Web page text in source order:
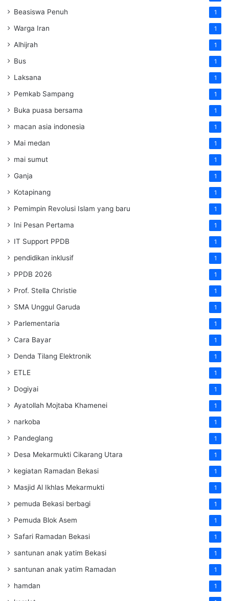
Beasiswa Penuh 1
Warga Iran 1
Alhijrah 1
Bus 1
Laksana 1
Pemkab Sampang 1
Buka puasa bersama 1
macan asia indonesia 1
Mai medan 1
mai sumut 1
Ganja 1
Kotapinang 1
Pemimpin Revolusi Islam yang baru 1
Ini Pesan Pertama 1
IT Support PPDB 1
pendidikan inklusif 1
PPDB 2026 1
Prof. Stella Christie 1
SMA Unggul Garuda 1
Parlementaria 1
Cara Bayar 1
Denda Tilang Elektronik 1
ETLE 1
Dogiyai 1
Ayatollah Mojtaba Khamenei 1
narkoba 1
Pandeglang 1
Desa Mekarmukti Cikarang Utara 1
kegiatan Ramadan Bekasi 1
Masjid Al Ikhlas Mekarmukti 1
pemuda Bekasi berbagi 1
Pemuda Blok Asem 1
Safari Ramadan Bekasi 1
santunan anak yatim Bekasi 1
santunan anak yatim Ramadan 1
hamdan 1